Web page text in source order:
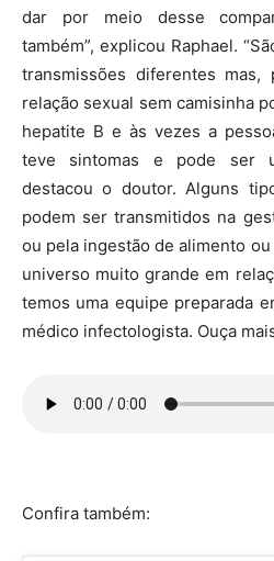
dar por meio desse
também”, explicou Raphael.
transmissões diferentes mas,
relação sexual sem camisinha
hepatite B e às vezes a
teve sintomas e pode ser
destacou o doutor. Alguns
podem ser transmitidos na
ou pela ingestão de alimento ou
universo muito grande em
temos uma equipe preparada
médico infectologista. Ouça
Confira também: